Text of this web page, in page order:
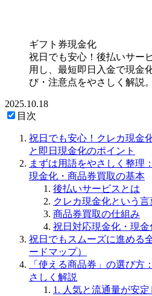
ギフト券現金化
祝日でも安心！後払いサー
用し、最短即日入金で現金
び・注意点をやさしく解説。
2025.10.18
目次
祝日でも安心！クレカ現金
と即日現金化のポイント
まずは用語をやさしく整理
現金化・商品券買取の基本
後払いサービスとは
クレカ現金化という
商品券買取の仕組み
祝日対応現金化・現
祝日でもスムーズに進める
ードマップ）
「使える商品券」の選び方
さしく解説
1. 人気と流通量が安